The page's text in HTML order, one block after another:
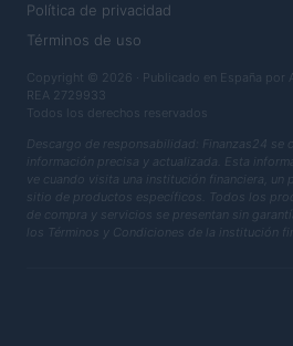
Política de privacidad
Términos de uso
Copyright © 2026 · Publicado en España por
REA 2729933
Todos los derechos reservados
Descargo de responsabilidad: Finanzas24 se
información precisa y actualizada. Esta
ve cuando visita una institución financiera, un
sitio de productos específicos. Todos los
de compra y servicios se presentan sin
los Términos y Condiciones de la institución